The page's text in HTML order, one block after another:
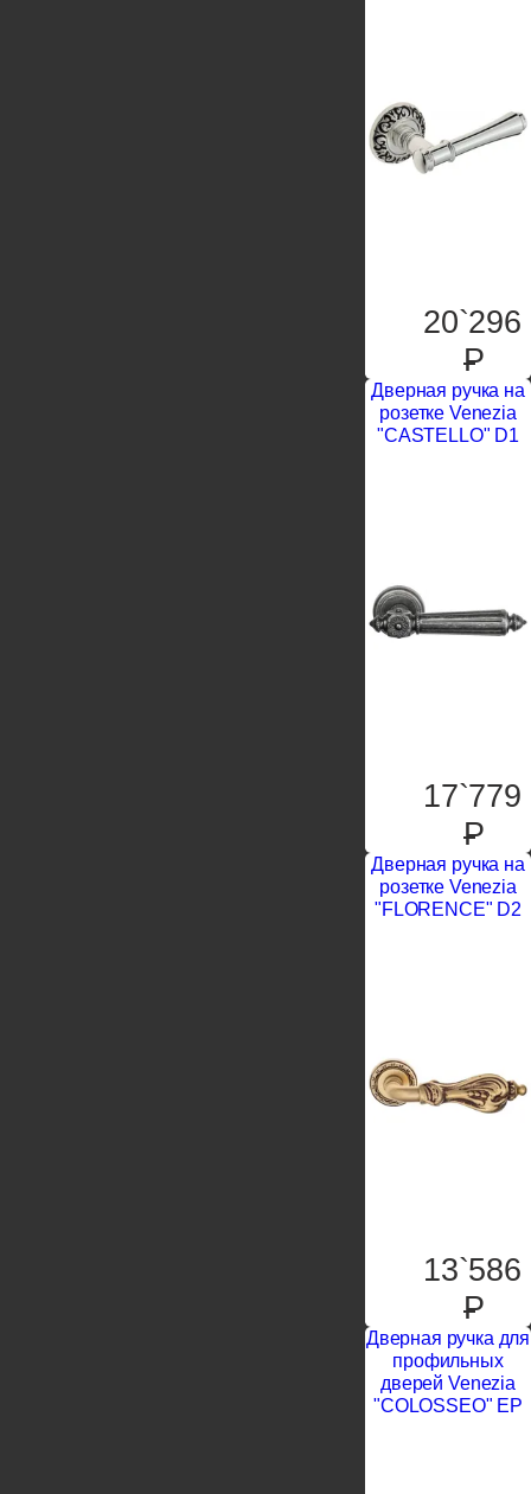
20`296
P
Дверная ручка на
розетке Venezia
"CASTELLO" D1
17`779
P
Дверная ручка на
розетке Venezia
"FLORENCE" D2
13`586
P
Дверная ручка для
профильных
дверей Venezia
"COLOSSEO" EP